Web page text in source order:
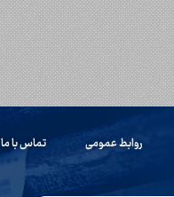
روابط عمومی تماس با ما